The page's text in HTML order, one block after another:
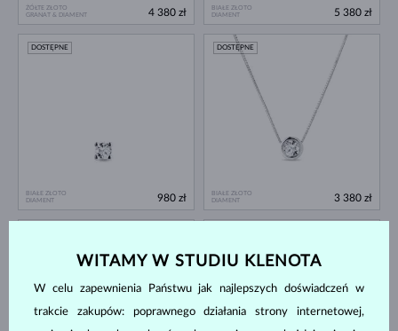
ŻÓŁTE ZŁOTO
GRANAT & DIAMENT
4 380 zł
BIAŁE ZŁOTO
DIAMENT
5 380 zł
BIAŁE ZŁOTO
DIAMENT
DOSTĘPNE
980 zł
BIAŁE ZŁOTO
DIAMENT
DOSTĘPNE
3 380 zł
WITAMY W STUDIU KLENOTA
W celu zapewnienia Państwu jak najlepszych doświadczeń w
trakcie zakupów: poprawnego działania strony internetowej,